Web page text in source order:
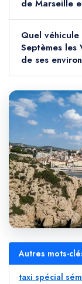
de Marseille
Quel
Septèmes
de ses
Autres mots-
taxi spécial